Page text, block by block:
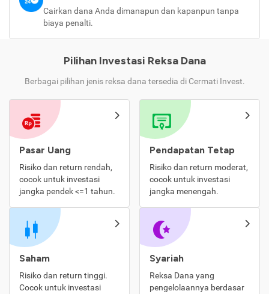
Cairkan dana Anda dimanapun dan kapanpun tanpa
biaya penalti.
Pilihan Investasi Reksa Dana
Berbagai pilihan jenis reksa dana tersedia di Cermati Invest.
Pasar Uang
Risiko dan return rendah,
cocok untuk investasi
jangka pendek <=1 tahun.
Pendapatan Tetap
Risiko dan return moderat,
cocok untuk investasi
jangka menengah.
Saham
Risiko dan return tinggi.
Cocok untuk investasi
Syariah
Reksa Dana yang
pengelolaannya berdasar